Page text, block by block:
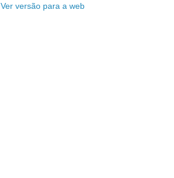
Ver versão para a web